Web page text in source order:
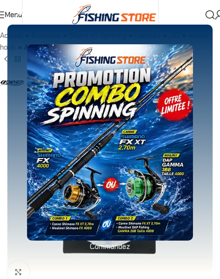
Commandez
Menu
Accueil
hook
» Assist Line Owner PFP-03 PE ASSIST LINE